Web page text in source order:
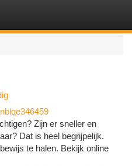
Zijn er sneller en
Dat is heel begrijpelijk.
te halen. Bekijk online